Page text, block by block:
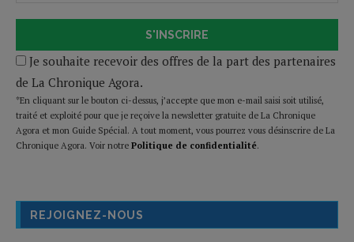
S'INSCRIRE
Je souhaite recevoir des offres de la part des partenaires
de La Chronique Agora.
*En cliquant sur le bouton ci-dessus, j’accepte que mon e-mail saisi soit utilisé,
traité et exploité pour que je reçoive la newsletter gratuite de La Chronique
Agora et mon Guide Spécial. A tout moment, vous pourrez vous désinscrire de La
Chronique Agora. Voir notre Politique de confidentialité.
REJOIGNEZ-NOUS